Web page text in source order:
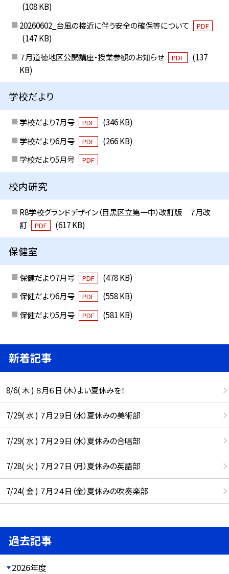
(108 KB)
20260602_台風の接近に伴う安全の確保等について
PDF
(147 KB)
７月道徳地区公開講座・授業参観のお知らせ
PDF
(137
KB)
学校だより
学校だより7月号 PDF
(346 KB)
学校だより6月号
PDF
(266 KB)
学校だより5月号
PDF
校内研究
R8学校グランドデザイン（目黒区立第一中）改訂版 ７月改
訂
PDF (617 KB)
保健室
保健だより7月号 PDF
(478 KB)
保健だより6月号
PDF
(558 KB)
保健だより5月号
PDF (581 KB)
新着記事
8/6( 木 ) ８月６日（木）よい夏休みを！
7/29( 水 ) ７月２９日（水）夏休みの美術部
7/29( 水 ) ７月２９日（水）夏休みの合唱部
7/28( 火 ) ７月２７日（月）夏休みの英語部
7/24( 金 ) ７月２４日（金）夏休みの吹奏楽部
過去記事
2026年度